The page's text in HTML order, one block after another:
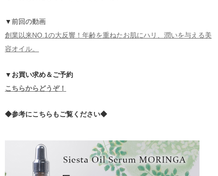
▼前回の動画
創業以来NO.1の大反響！年齢を重ねたお肌にハリ、潤いを与える美
容オイル。
▼お買い求め＆ご予約
こちらからどうぞ！
◆参考にこちらもご覧ください◆